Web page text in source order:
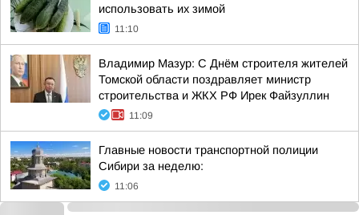
использовать их зимой
11:10
Владимир Мазур: С Днём строителя жителей
Томской области поздравляет министр
строительства и ЖКХ РФ Ирек Файзуллин
11:09
Главные новости транспортной полиции
Сибири за неделю:
11:06